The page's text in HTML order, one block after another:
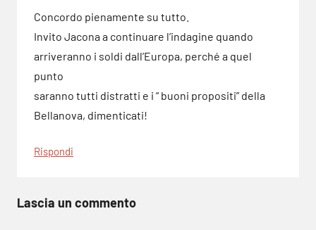
Concordo pienamente su tutto.
Invito Jacona a continuare l’indagine quando
arriveranno i soldi dall’Europa, perché a quel
punto
saranno tutti distratti e i “ buoni propositi” della
Bellanova, dimenticati!
Rispondi
Lascia un commento